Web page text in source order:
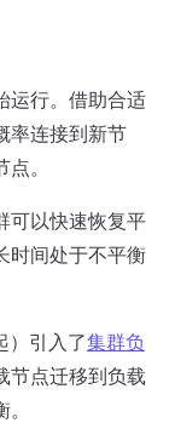
运行。借助合适
率连接到新节
。
可以快速恢复平
时间处于不平衡
）引入了集群负
节点迁移到负载